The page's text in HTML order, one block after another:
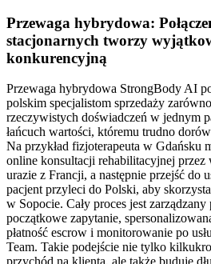
Przewaga hybrydowa:
stacjonarnych tworzy
konkurencyjną
Przewaga hybrydowa StrongBody AI
polskim specjalistom sprzedaży
rzeczywistych doświadczeń w jednym
łańcuch wartości, któremu trudno
Na przykład fizjoterapeuta w Gdańsku
online konsultacji rehabilitacyjnej przez
urazie z Francji, a następnie przejść do
pacjent przyleci do Polski, aby
w Sopocie. Cały proces jest
początkowe zapytanie,
płatność escrow i monitorowanie po
Team. Takie podejście nie tylko